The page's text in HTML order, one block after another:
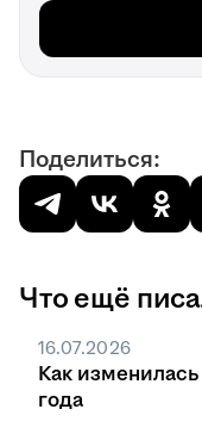
Поделиться:
Что ещё
16.07.2026
Как
года